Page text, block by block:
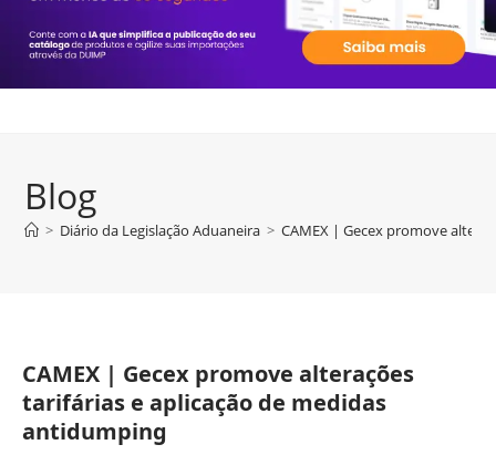
Blog
> Diário da Legislação Aduaneira > CAMEX | Gecex promove
CAMEX | Gecex promove alterações
tarifárias e aplicação de medidas
antidumping